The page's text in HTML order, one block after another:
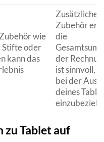
wie
Stifte oder
kann das
Zusätzliches
Zubehör
die
der
ist sinnvoll,
bei der
deines
zu Tablet auf